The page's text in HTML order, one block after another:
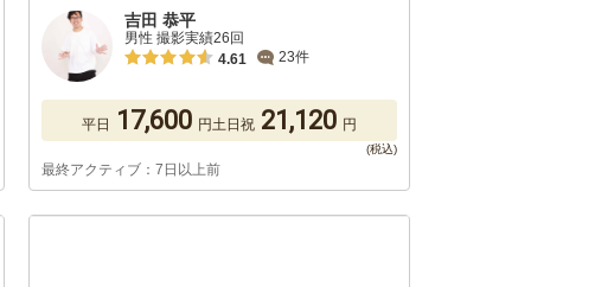
吉田 恭平
男性 撮影実績26回
4.61
23件
平日 17,600 円土日祝 21,120 円
最終アクティブ：7日以上前